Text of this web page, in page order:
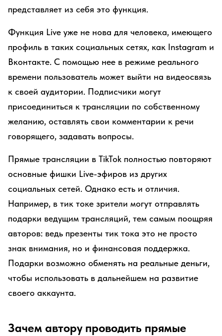
представляет из себя это функция.
Функция Live уже не нова для человека, имеющего
профиль в таких социальных сетях, как Instagram и
Вконтакте. С помощью нее в режиме реального
времени пользователь может выйти на видеосвязь
к своей аудитории. Подписчики могут
присоединиться к трансляции по собственному
желанию, оставлять свои комментарии к речи
говорящего, задавать вопросы.
Прямые трансляции в TikTok полностью повторяют
основные фишки Live-эфиров из других
социальных сетей. Однако есть и отличия.
Например, в тик токе зрители могут отправлять
подарки ведущим трансляций, тем самым поощряя
авторов: ведь презенты тик тока это не просто
знак внимания, но и финансовая поддержка.
Подарки возможно обменять на реальные деньги,
чтобы использовать в дальнейшем на развитие
своего аккаунта.
Зачем автору проводить прямые